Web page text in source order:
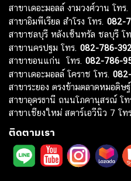
สาขาเดอะมอลล์ งามวงศ์วาน โทร.
สาขาอิมพีเรียล สำโรง โทร. 082-
สาขาชลบุรี หลังเซ็นทรัล ชลบุรี โท
สาขานครปฐม โทร. 082-786-
สาขาขอนแก่น โทร. 082-786-
สาขาเดอะมอลล์ โคราช โทร.
สาขาระยอง ตรงข้ามตลาดหมอดิษฐ์
สาขาอุดรธานี ถนนโภคานุสรณ์ โท
สาขาเชียงใหม่ สตาร์เอวีนิว 7 โท
ติดตามเรา